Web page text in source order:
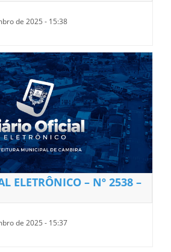
de 2025 - 15:38
ELETRÔNICO – Nº 2538 –
de 2025 - 15:37